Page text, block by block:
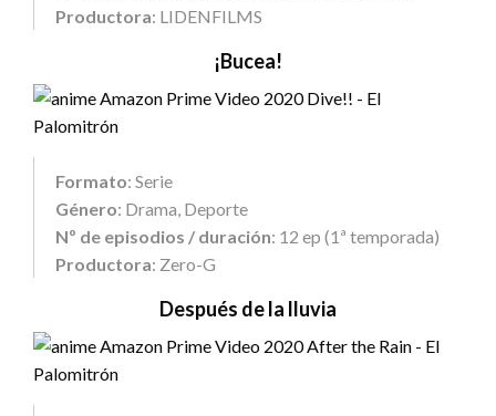
Productora: LIDENFILMS
¡Bucea!
Formato: Serie
Género: Drama, Deporte
Nº de episodios / duración: 12 ep (1ª temporada)
Productora: Zero-G
Después de la lluvia